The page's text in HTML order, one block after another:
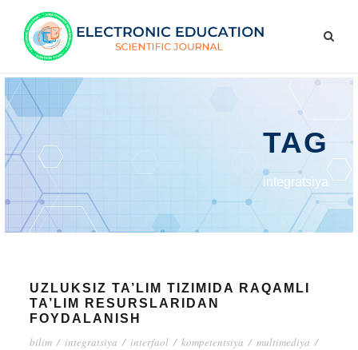
TAG
integratsiya
UZLUKSIZ TA’LIM TIZIMIDA RAQAMLI
TA’LIM RESURSLARIDAN
FOYDALANISH
bilim / integratsiya / interfaol / kompetentsiya / multimediya /